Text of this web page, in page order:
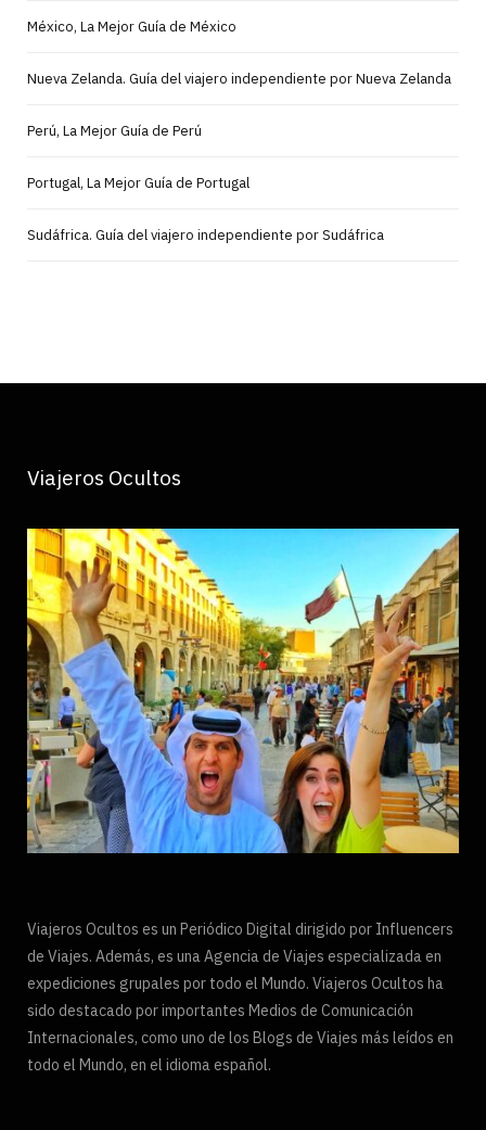
México, La Mejor Guía de México
Nueva Zelanda. Guía del viajero independiente por Nueva Zelanda
Perú, La Mejor Guía de Perú
Portugal, La Mejor Guía de Portugal
Sudáfrica. Guía del viajero independiente por Sudáfrica
Viajeros Ocultos
Viajeros Ocultos es un Periódico Digital dirigido por Influencers
de Viajes. Además, es una Agencia de Viajes especializada en
expediciones grupales por todo el Mundo. Viajeros Ocultos ha
sido destacado por importantes Medios de Comunicación
Internacionales, como uno de los Blogs de Viajes más leídos en
todo el Mundo, en el idioma español.